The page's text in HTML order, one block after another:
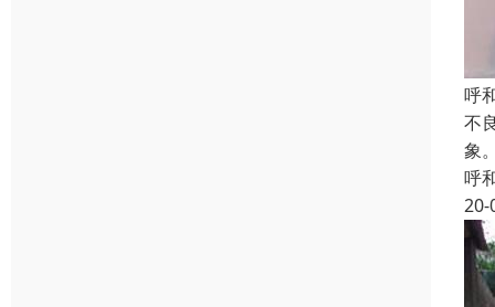
呼
不
象
呼
20-